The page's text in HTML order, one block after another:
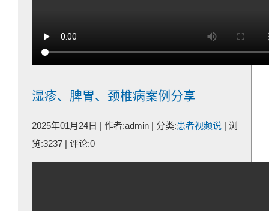
湿疹、脾胃、颈椎病案例分享
2025年01月24日 | 作者:admin | 分类:患者视频说 | 浏
览:3237 | 评论:0